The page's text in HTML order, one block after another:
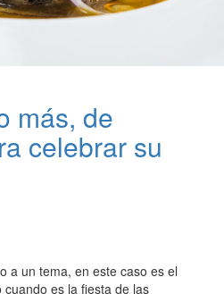
más, de
celebrar su
a un tema, en este caso es el
es la fiesta de las